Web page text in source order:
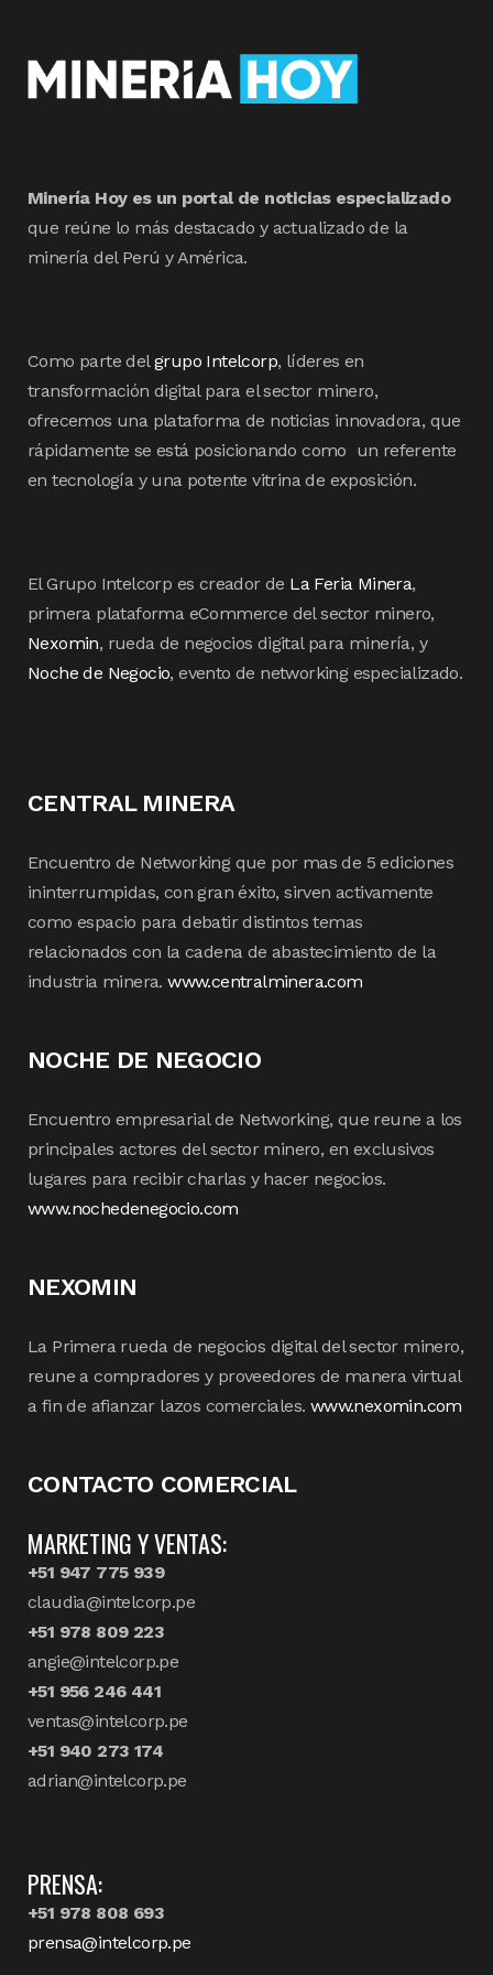
Minería Hoy es un portal de noticias especializado
que reúne lo más destacado y actualizado de la
minería del Perú y América.
Como parte delgrupo Intelcorp, líderes en
transformación digital para el sector minero,
ofrecemos una plataforma de noticias innovadora, que
rápidamente se está posicionando como un referente
en tecnología y una potente vitrina de exposición.
El Grupo Intelcorp es creador de La Feria Minera,
primera plataforma eCommerce del sector minero,
Nexomin, rueda de negocios digital para minería, y
Noche de Negocio, evento de networking especializado.
CENTRAL MINERA
Encuentro de Networking que por mas de 5 ediciones
ininterrumpidas, con gran éxito, sirven activamente
como espacio para debatir distintos temas
relacionados con la cadena de abastecimiento de la
industria minera.www.centralminera.com
NOCHE DE NEGOCIO
Encuentro empresarial de Networking, que reune a los
principales actores del sector minero, en exclusivos
lugares para recibir charlas y hacer negocios.
www.nochedenegocio.com
NEXOMIN
La Primera rueda de negocios digital del sector minero,
reune a compradores y proveedores de manera virtual
a fin de afianzar lazos comerciales. www.nexomin.com
CONTACTO COMERCIAL
MARKETING Y VENTAS:
+51 947 775 939
claudia@intelcorp.pe
+51 978 809 223
angie@intelcorp.pe
+51 956 246 441
ventas@intelcorp.pe
+51 940 273 174
adrian@intelcorp.pe
PRENSA:
+51 978 808 693
prensa@intelcorp.pe